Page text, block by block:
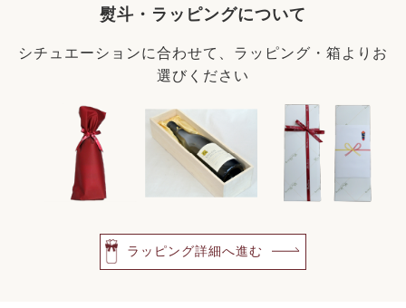
熨斗・ラッピングについて
シチュエーションに合わせて、ラッピング・箱よりお
選びください
ラッピング詳細へ進む